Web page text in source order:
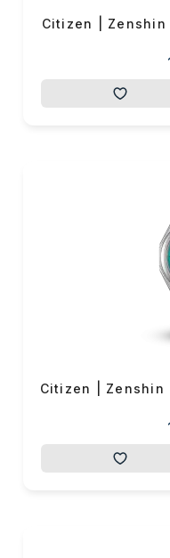
Citizen | Zenshin
Citizen | Zenshin